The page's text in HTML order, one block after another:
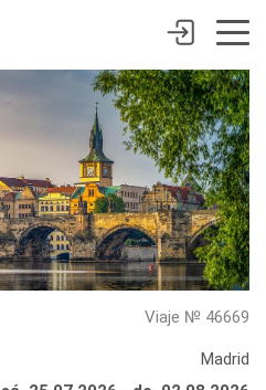
Viaje № 46669
Madrid